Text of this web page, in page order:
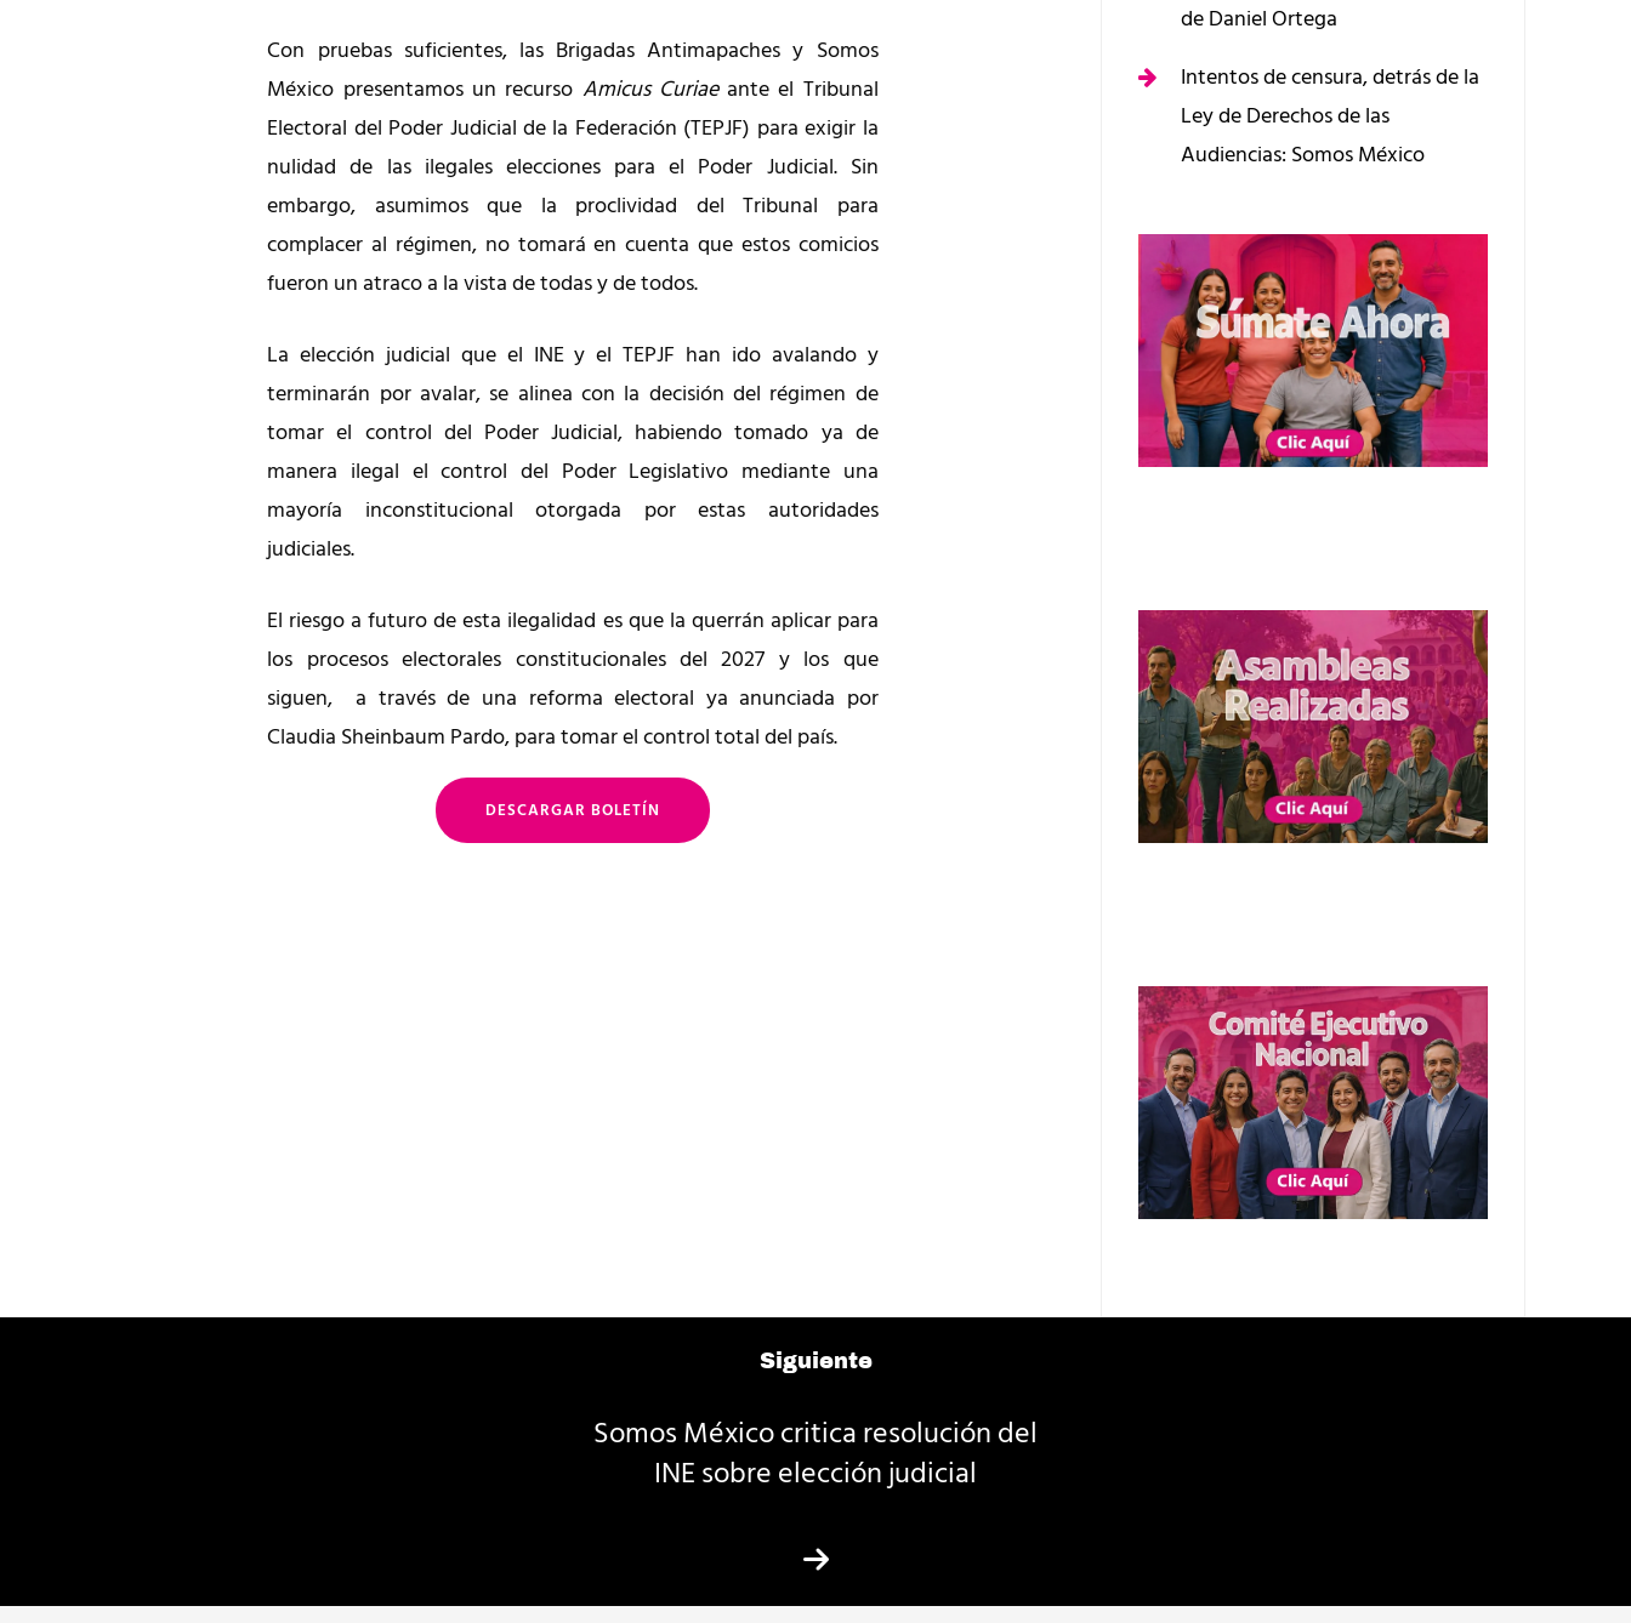
Con pruebas suficientes, las Brigadas Antimapaches y Somos
México presentamos un recurso Amicus Curiaeante el Tribunal
Electoral del Poder Judicial de la Federación (TEPJF) para exigir la
nulidad de las ilegales elecciones para el Poder Judicial. Sin
embargo, asumimos que la proclividad del Tribunal para
complacer al régimen, no tomará en cuenta que estos comicios
fueron un atraco a la vista de todas y de todos.
La elección judicial que el INE y el TEPJF han ido avalando y
terminarán por avalar, se alinea con la decisión del régimen de
tomar el control del Poder Judicial, habiendo tomado ya de
manera ilegal el control del Poder Legislativo mediante una
mayoría inconstitucional otorgada por estas autoridades
judiciales.
El riesgo a futuro de esta ilegalidad es que la querrán aplicar para
los procesos electorales constitucionales del 2027 y los que
siguen, a través de una reforma electoral ya anunciada por
Claudia Sheinbaum Pardo, para tomar el control total del país.
DESCARGAR BOLETÍN
de Daniel Ortega
Intentos de censura, detrás de la
Ley de Derechos de las
Audiencias: Somos México
Siguiente
Somos México critica resolución del
INE sobre elección judicial